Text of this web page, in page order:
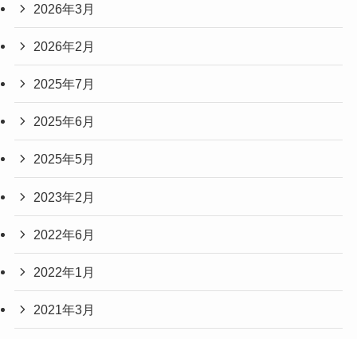
2026年3月
2026年2月
2025年7月
2025年6月
2025年5月
2023年2月
2022年6月
2022年1月
2021年3月